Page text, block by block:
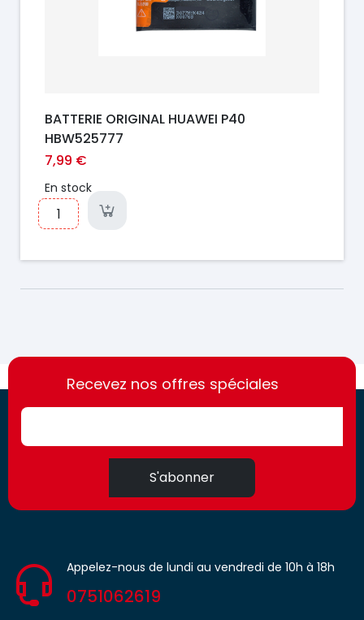
BATTERIE ORIGINAL HUAWEI P40
HBW525777
7,99 €
En stock
https://france-
access.fr
https://france-
access.fr
Recevez nos offres spéciales
S'abonner
Appelez-nous de lundi au vendredi de 10h à 18h
0751062619